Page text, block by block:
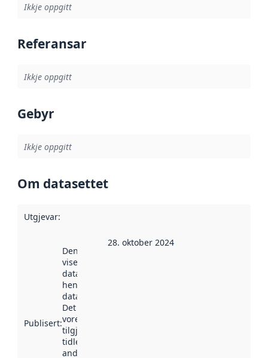
Ikkje oppgitt
Referansar
Ikkje oppgitt
Gebyr
Ikkje oppgitt
Om datasettet
Utgjevar:
Publisert:
Denne datoen
viser når
datasettet vart
henta inn av
data.norge.no.
Det kan ha
vore
tilgjengeleg
tidlegare
andre stader.
28. oktober 2024